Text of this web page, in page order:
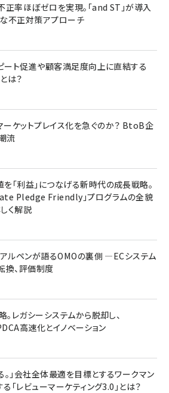
率ほぼゼロを実現。「and ST」が導入
不正対策アプローチ
ート促進や顧客満足度向上に直結する
は？
ケットプレイス化を急ぐのか？ BtoB企
流
「利益」につなげる新時代の成長戦略。
Pledge Friendly」プログラムの全貌
く解説
ルペンが語るOMOの裏側 ―ECシステム
換、評価制度
レガシーシステムから脱却し、
高速化とイノベーション
。」会社全体最適を目標とするワークマン
「レビューマーケティング3.0」とは？